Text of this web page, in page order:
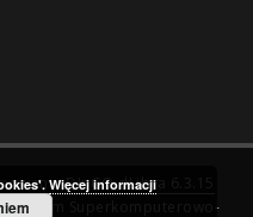
DInGO dLibra 6.3.15
Centrum Superkomputerowo-
Więcej informacji